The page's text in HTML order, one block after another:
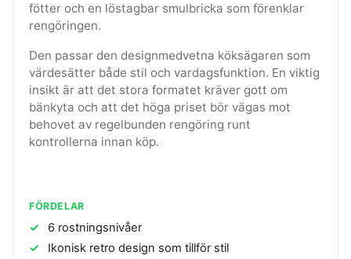
fötter och en löstagbar smulbricka som förenklar
rengöringen.
Den passar den designmedvetna köksägaren som
värdesätter både stil och vardagsfunktion. En viktig
insikt är att det stora formatet kräver gott om
bänkyta och att det höga priset bör vägas mot
behovet av regelbunden rengöring runt
kontrollerna innan köp.
FÖRDELAR
6 rostningsnivåer
Ikonisk retro design som tillför stil